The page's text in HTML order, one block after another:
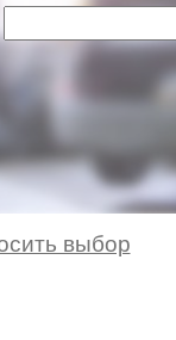
выбор